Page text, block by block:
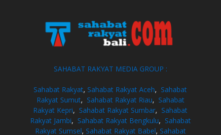
SAHABAT RAKYAT MEDIA GROUP :
Sahabat Rakyat, Sahabat Rakyat Aceh, Sahabat
Rakyat Sumut, Sahabat Rakyat Riau, Sahabat
Rakyat Kepri, Sahabat Rakyat Sumbar, Sahabat
Rakyat Jambi, Sahabat Rakyat Bengkulu, Sahabat
Rakyat Sumsel, Sahabat Rakyat Babel, Sahabat